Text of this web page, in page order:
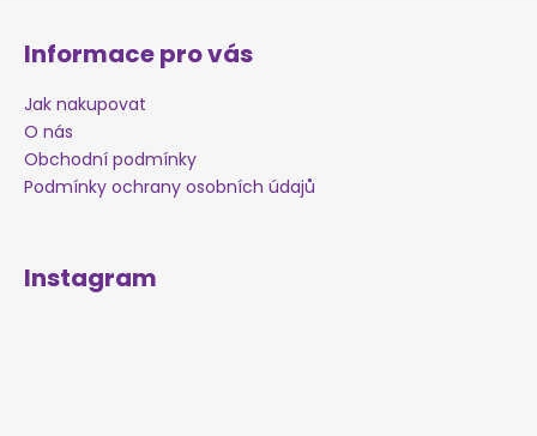
Informace pro vás
Jak nakupovat
O nás
Obchodní podmínky
Podmínky ochrany osobních údajů
Instagram